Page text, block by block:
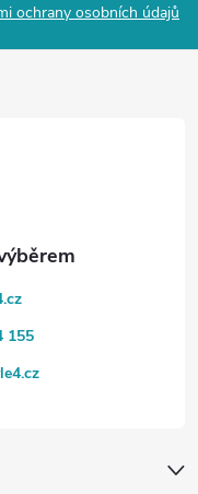
ochrany osobních údajů
155